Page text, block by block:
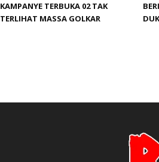
KAMPANYE TERBUKA 02 TAK
TERLIHAT MASSA GOLKAR